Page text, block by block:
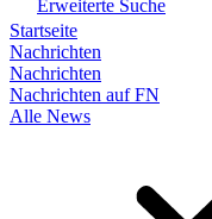
Erweiterte Suche
Startseite
Nachrichten
Nachrichten
Nachrichten auf FN
Alle News